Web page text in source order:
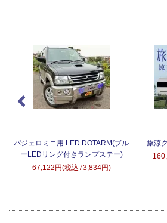
パジェロミニ用 LED DOTARM(ブル
ーLEDリング付きランプステー)
67,122円(税込73,834円)
旅涼